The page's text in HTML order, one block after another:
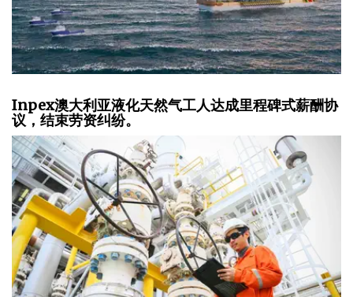
Inpex澳大利亚液化天然气工人达成里程碑式薪酬协
议，结束劳资纠纷。